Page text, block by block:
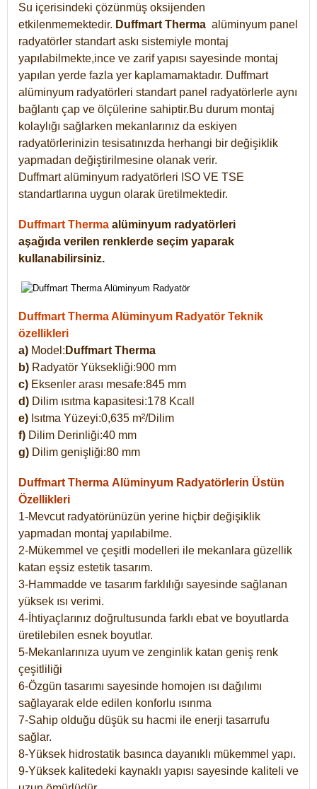
Su içerisindeki çözünmüş oksijenden
etkilenmemektedir. Duffmart Therma alüminyum panel
radyatörler standart askı sistemiyle montaj
yapılabilmekte,ince ve zarif yapısı sayesinde montaj
yapılan yerde fazla yer kaplamamaktadır. Duffmart
alüminyum radyatörleri standart panel radyatörlerle aynı
bağlantı çap ve ölçülerine sahiptir.Bu durum montaj
kolaylığı sağlarken mekanlarınız da eskiyen
radyatörlerinizin tesisatınızda herhangi bir değişiklik
yapmadan değiştirilmesine olanak verir.
Duffmart alüminyum radyatörleri ISO VE TSE
standartlarına uygun olarak üretilmektedir.
Duffmart Therma alüminyum radyatörleri
aşağıda verilen renklerde seçim yaparak
kullanabilirsiniz.
Duffmart Therma Alüminyum Radyatör Teknik
özellikleri
a) Model: Duffmart Therma
b) Radyatör Yüksekliği:900 mm
c) Eksenler arası mesafe:845 mm
d) Dilim ısıtma kapasitesi:178 Kcall
e) Isıtma Yüzeyi:0,635 m²/Dilim
f) Dilim Derinliği:40 mm
g) Dilim genişliği:80 mm
Duffmart Therma Alüminyum Radyatörlerin Üstün
Özellikleri
1-Mevcut radyatörünüzün yerine hiçbir değişiklik
yapmadan montaj yapılabilme.
2-Mükemmel ve çeşitli modelleri ile mekanlara güzellik
katan eşsiz estetik tasarım.
3-Hammadde ve tasarım farklılığı sayesinde sağlanan
yüksek ısı verimi.
4-İhtiyaçlarınız doğrultusunda farklı ebat ve boyutlarda
üretilebilen esnek boyutlar.
5-Mekanlarınıza uyum ve zenginlik katan geniş renk
çeşitliliği
6-Özgün tasarımı sayesinde homojen ısı dağılımı
sağlayarak elde edilen konforlu ısınma
7-Sahip olduğu düşük su hacmi ile enerji tasarrufu
sağlar.
8-Yüksek hidrostatik basınca dayanıklı mükemmel yapı.
9-Yüksek kalitedeki kaynaklı yapısı sayesinde kaliteli ve